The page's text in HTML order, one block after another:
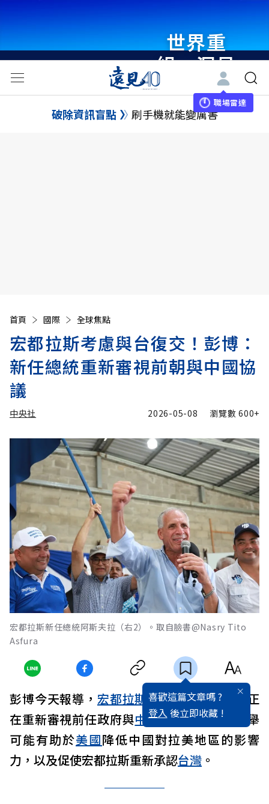
世界重
組・洞見
未來 與
世界領袖
職場雷達
破除資訊盲點 刷手機就能變厲害
首頁 國際 全球焦點
宏都拉斯考慮與台復交！彭博：
新任總統重新審視前朝與中國協
議
中央社 2026-05-08 瀏覽數600+
宏都拉斯新任總統阿斯夫拉（右2）。取自臉書@Nasry Tito
Asfura
喜歡這篇文章嗎 ?
登入 後立即收藏 !
彭博今天報導， 宏都拉斯 新任總統阿斯夫拉正
在重新審視前任政府與中國簽署的協議，此舉
可能有助於美國降低中國對拉美地區的影響
力，以及促使宏都拉斯重新承認台灣 。